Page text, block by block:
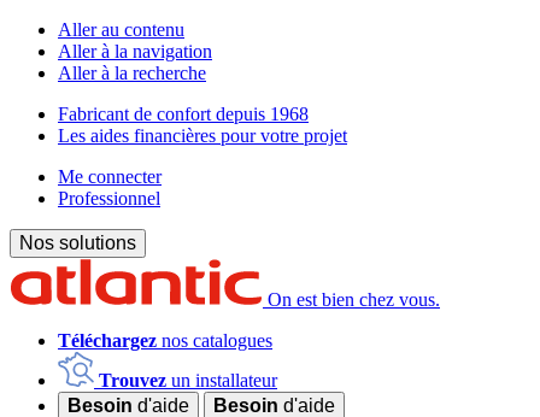
Aller au contenu
Aller à la navigation
Aller à la recherche
Fabricant de confort depuis 1968
Les aides financières pour votre projet
Me connecter
Professionnel
Nos solutions
On est bien chez vous.
Téléchargez nos catalogues
Trouvez un installateur
Besoin d'aide Besoin d'aide